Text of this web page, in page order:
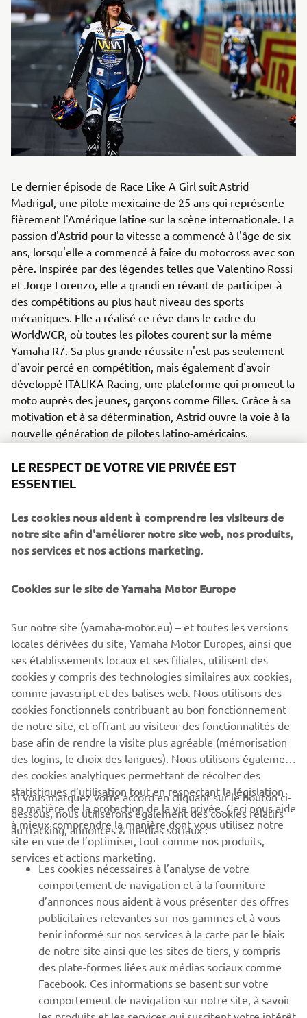
Le dernier épisode de Race Like A Girl suit Astrid
Madrigal, une pilote mexicaine de 25 ans qui représente
fièrement l'Amérique latine sur la scène internationale. La
passion d'Astrid pour la vitesse a commencé à l'âge de six
ans, lorsqu'elle a commencé à faire du motocross avec son
père. Inspirée par des légendes telles que Valentino Rossi
et Jorge Lorenzo, elle a grandi en rêvant de participer à
des compétitions au plus haut niveau des sports
mécaniques. Elle a réalisé ce rêve dans le cadre du
WorldWCR, où toutes les pilotes courent sur la même
Yamaha R7. Sa plus grande réussite n'est pas seulement
d'avoir percé en compétition, mais également d'avoir
développé ITALIKA Racing, une plateforme qui promeut la
moto auprès des jeunes, garçons comme filles. Grâce à sa
motivation et à sa détermination, Astrid ouvre la voie à la
nouvelle génération de pilotes latino-américains.
REGARDEZ LA VIDÉO
©Yamaha Motor Europe N.V. / Yamaha Motor Co., Ltd.
Web ne peuvent en aucun cas être utilisées
à des fins commerciales ou non commerciales sans le
Yamaha Motor Europe N.V. et/ou de Yamaha Motor Co.,
Ltd.
Conduisez toujours prudemment et respectez la
législation routière locale.
CORPORATE
BUSINESS
PLUS YAMAHA
SUPPORT
NEWSLETTER
Découvrez en exclusivité les dernières offres, les événements
spéciaux, les nouveautés et bien plus encore
LE RESPECT DE VOTRE VIE PRIVÉE EST
ESSENTIEL
Les cookies nous aident à comprendre les visiteurs de
notre site afin d'améliorer notre site web, nos produits,
nos services et nos actions marketing.
Cookies sur le site de Yamaha Motor Europe
Sur notre site (yamaha-motor.eu) – et toutes les versions
locales dérivées du site, Yamaha Motor Europes, ainsi que
ses établissements locaux et ses filiales, utilisent des
cookies y compris des technologies similaires aux cookies,
comme javascript et des balises web. Nous utilisons des
cookies fonctionnels contribuant au bon fonctionnement
de notre site, et offrant au visiteur des fonctionnalités de
base afin de rendre la visite plus agréable (mémorisation
des logins, le choix des langues). Nous utilisons également
des cookies analytiques permettant de récolter des
statistiques d’utilisation tout en respectant la législation
en matière de la protection de la vie privée. Ceci nous aide
à mieux comprendre la manière dont vous utilisez notre
site en vue de l’optimiser, tout comme nos produits,
services et actions marketing.
Si vous marquez votre accord en cliquant sur le bouton ci-
dessous, nous utiliserons également des cookies relatifs
au tracking, annonces & médias sociaux :
Les cookies nécessaires à l’analyse de votre
comportement de navigation et à la fourniture
d’annonces nous aident à vous présenter des offres
publicitaires relevantes sur nos gammes et à vous
tenir informé sur nos services à la carte par le biais
de notre site ainsi que les sites de tiers, y compris
des plate-formes liées aux médias sociaux comme
Facebook. Ces informations se basent sur votre
comportement de navigation sur notre site, à savoir